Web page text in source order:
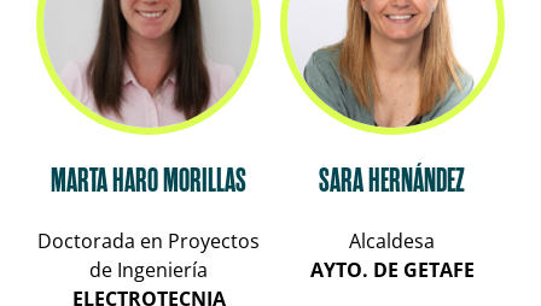
MARTA HARO MORILLAS
Doctorada en Proyectos
de Ingeniería
ELECTROTECNIA
SARA HERNÁNDEZ
Alcaldesa
AYTO. DE GETAFE